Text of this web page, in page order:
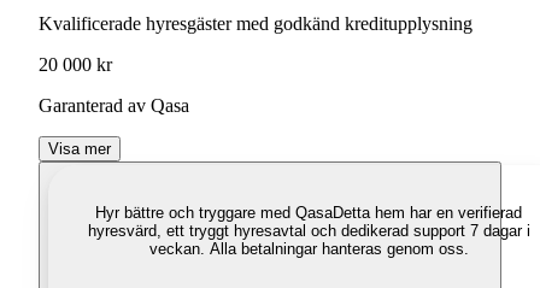
Kvalificerade hyresgäster med godkänd kreditupplysning
20 000 kr
Garanterad av Qasa
Visa mer
Hyr bättre och tryggare med QasaDetta hem har en verifierad
hyresvärd, ett tryggt hyresavtal och dedikerad support 7 dagar i
veckan. Alla betalningar hanteras genom oss.